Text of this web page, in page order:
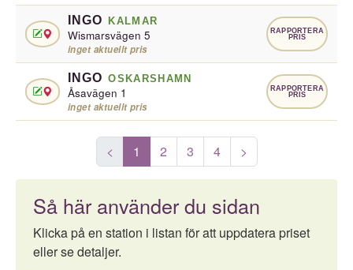
INGO KALMAR
Wismarsvägen 5
inget aktuellt pris
RAPPORTERA
PRIS
INGO OSKARSHAMN
Åsavägen 1
inget aktuellt pris
RAPPORTERA
PRIS
< 1 2 3 4 >
Så här använder du sidan
Klicka på en station i listan för att uppdatera priset
eller se detaljer.